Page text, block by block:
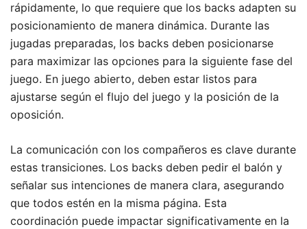
rápidamente, lo que requiere que los backs adapten su
posicionamiento de manera dinámica. Durante las
jugadas preparadas, los backs deben posicionarse
para maximizar las opciones para la siguiente fase del
juego. En juego abierto, deben estar listos para
ajustarse según el flujo del juego y la posición de la
oposición.
La comunicación con los compañeros es clave durante
estas transiciones. Los backs deben pedir el balón y
señalar sus intenciones de manera clara, asegurando
que todos estén en la misma página. Esta
coordinación puede impactar significativamente en la